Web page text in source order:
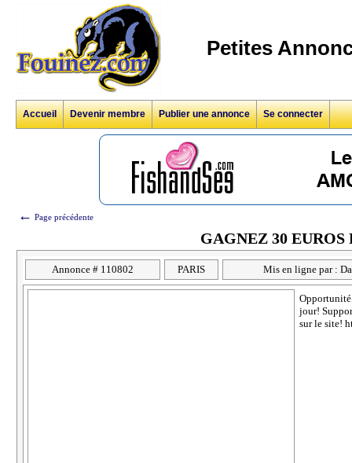
Petites
Accueil Devenir membre Publier une annonce Se connecter
← Page précédente
GAGNEZ 30
Annonce # 110802 PARIS Mis en ligne par :
Opportunité
jour!
sur le site!